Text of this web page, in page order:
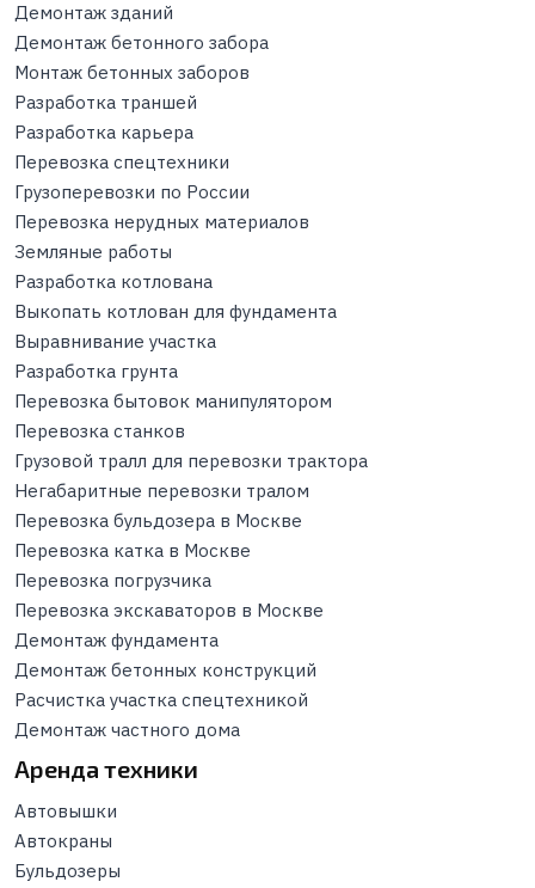
Демонтаж зданий
Демонтаж бетонного забора
Монтаж бетонных заборов
Разработка траншей
Разработка карьера
Перевозка спецтехники
Грузоперевозки по России
Перевозка нерудных материалов
Земляные работы
Разработка котлована
Выкопать котлован для фундамента
Выравнивание участка
Разработка грунта
Перевозка бытовок манипулятором
Перевозка станков
Грузовой тралл для перевозки трактора
Негабаритные перевозки тралом
Перевозка бульдозера в Москве
Перевозка катка в Москве
Перевозка погрузчика
Перевозка экскаваторов в Москве
Демонтаж фундамента
Демонтаж бетонных конструкций
Расчистка участка спецтехникой
Демонтаж частного дома
Аренда техники
Автовышки
Автокраны
Бульдозеры